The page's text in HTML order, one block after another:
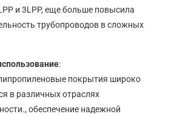
и 3LPP, еще больше повысила
трубопроводов в сложных
:
покрытия широко
в различных отраслях
обеспечение надежной